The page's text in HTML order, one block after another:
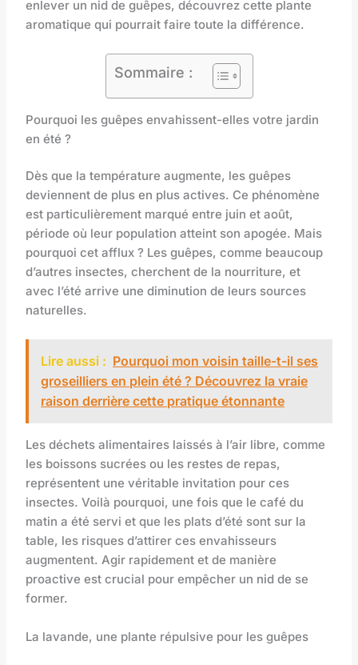
enlever un nid de guêpes, découvrez cette plante
aromatique qui pourrait faire toute la différence.
Sommaire :
Pourquoi les guêpes envahissent-elles votre jardin
en été ?
Dès que la température augmente, les guêpes
deviennent de plus en plus actives. Ce phénomène
est particulièrement marqué entre juin et août,
période où leur population atteint son apogée. Mais
pourquoi cet afflux ? Les guêpes, comme beaucoup
d’autres insectes, cherchent de la nourriture, et
avec l’été arrive une diminution de leurs sources
naturelles.
Lire aussi : Pourquoi mon voisin taille-t-il ses
groseilliers en plein été ? Découvrez la vraie
raison derrière cette pratique étonnante
Les déchets alimentaires laissés à l’air libre, comme
les boissons sucrées ou les restes de repas,
représentent une véritable invitation pour ces
insectes. Voilà pourquoi, une fois que le café du
matin a été servi et que les plats d’été sont sur la
table, les risques d’attirer ces envahisseurs
augmentent. Agir rapidement et de manière
proactive est crucial pour empêcher un nid de se
former.
La lavande, une plante répulsive pour les guêpes